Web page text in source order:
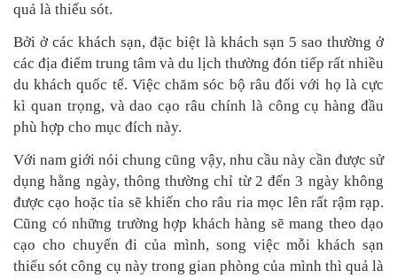
quả là thiếu sót.
Bởi ở các khách sạn, đặc biệt là khách sạn 5 sao thường ở
các địa điểm trung tâm và du lịch thường đón tiếp rất nhiều
du khách quốc tế. Việc chăm sóc bộ râu đối với họ là cực
kì quan trọng, và dao cạo râu chính là công cụ hàng đầu
phù hợp cho mục đích này.
Với nam giới nói chung cũng vậy, nhu cầu này cần được sử
dụng hằng ngày, thông thường chỉ từ 2 đến 3 ngày không
được cạo hoặc tỉa sẽ khiến cho râu ria mọc lên rất rậm rạp.
Cũng có những trường hợp khách hàng sẽ mang theo dạo
cạo cho chuyến đi của mình, song việc mỗi khách sạn
thiếu sót công cụ này trong gian phòng của mình thì quả là